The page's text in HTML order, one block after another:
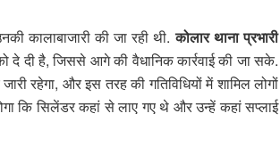
कालाबाजारी की जा रही थी.कोलार थाना प्रभारी
दे दी है, जिससे आगे की वैधानिक कार्रवाई की जा सके.
रहेगा, और इस तरह की गतिविधियों में शामिल लोगों
कि सिलेंडर कहां से लाए गए थे और उन्हें कहां सप्लाई